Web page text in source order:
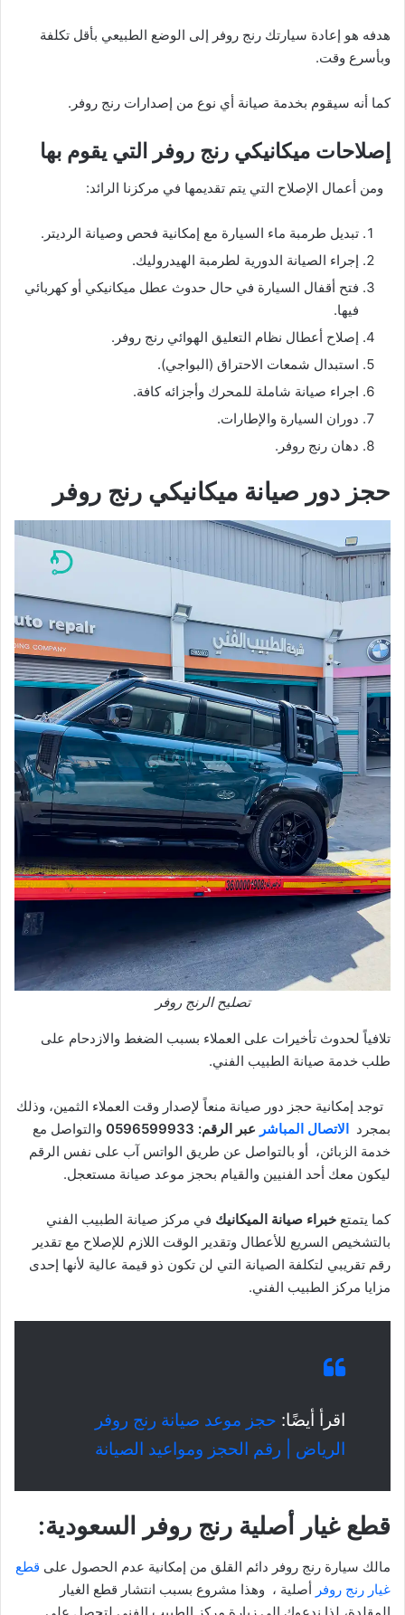
هدفه هو إعادة سيارتك رنج روفر إلى الوضع الطبيعي بأقل تكلفة
وبأسرع وقت.
كما أنه سيقوم بخدمة صيانة أي نوع من إصدارات رنج روفر.
إصلاحات ميكانيكي رنج روفر التي يقوم بها
ومن أعمال الإصلاح التي يتم تقديمها في مركزنا الرائد:
تبديل طرمبة ماء السيارة مع إمكانية فحص وصيانة الرديتر.
إجراء الصيانة الدورية لطرمبة الهيدروليك.
فتح أقفال السيارة في حال حدوث عطل ميكانيكي أو كهربائي
فيها.
إصلاح أعطال نظام التعليق الهوائي رنج روفر.
استبدال شمعات الاحتراق (البواجي).
اجراء صيانة شاملة للمحرك وأجزائه كافة.
دوران السيارة والإطارات.
دهان رنج روفر.
حجز دور صيانة ميكانيكي رنج روفر
تصليح الرنج روفر
تلافياً لحدوث تأخيرات على العملاء بسبب الضغط والازدحام على
طلب خدمة صيانة الطبيب الفني.
توجد إمكانية حجز دور صيانة منعاً لإصدار وقت العملاء الثمين، وذلك
بمجرد
الاتصال المباشر عبر الرقم: 0596599933
والتواصل مع
خدمة الزبائن، أو بالتواصل عن طريق الواتس آب على نفس الرقم
ليكون معك أحد الفنيين والقيام بحجز موعد صيانة مستعجل.
كما يتمتع خبراء صيانة الميكانيك في مركز صيانة الطبيب الفني
بالتشخيص السريع للأعطال وتقدير الوقت اللازم للإصلاح مع تقدير
رقم تقريبي لتكلفة الصيانة التي لن تكون ذو قيمة عالية لأنها إحدى
مزايا مركز الطبيب الفني.
اقرأ أيضًا: حجز موعد صيانة رنج روفر
الرياض | رقم الحجز ومواعيد الصيانة
قطع غيار أصلية رنج روفر السعودية:
مالك سيارة رنج روفر دائم القلق من إمكانية عدم الحصول على قطع
غيار رنج روفر أصلية ، وهذا مشروع بسبب انتشار قطع الغيار